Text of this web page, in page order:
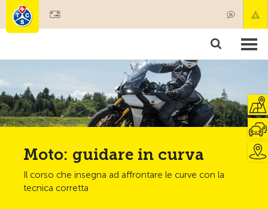
Societariato & prestazioni
Moto: guidare in curva
Il corso che insegna ad affrontare le curve con la
tecnica corretta